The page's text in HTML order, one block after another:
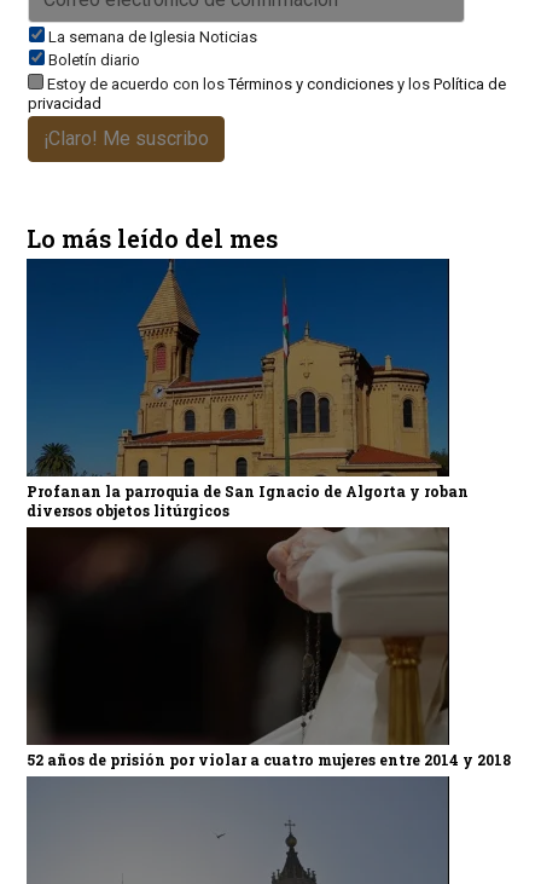
La semana de Iglesia Noticias
Boletín diario
Estoy de acuerdo con losTérminos y condicionesy los Política de
privacidad
¡Claro! Me suscribo
Lo más leído del mes
Profanan la parroquia de San Ignacio de Algorta y roban
diversos objetos litúrgicos
52 años de prisión por violar a cuatro mujeres entre 2014 y 2018